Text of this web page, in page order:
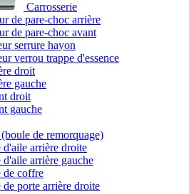
Carrosserie
de pare-choc arrière
de pare-choc avant
serrure hayon
verrou trappe d'essence
droit
gauche
droit
gauche
de remorquage)
d'aile arrière droite
d'aile arrière gauche
de coffre
de porte arrière droite